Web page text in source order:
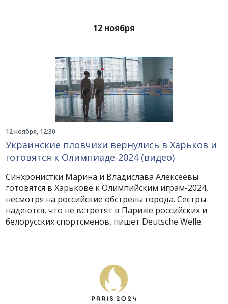
12 ноября
12 ноября, 12:30
Украинские пловчихи вернулись в Харьков и
готовятся к Олимпиаде-2024 (видео)
Синхронистки Марина и Владислава Алексеевы
готовятся в Харькове к Олимпийским играм-2024,
несмотря на российские обстрелы города. Сестры
надеются, что не встретят в Париже российских и
белорусских спортсменов, пишет Deutsche Welle.